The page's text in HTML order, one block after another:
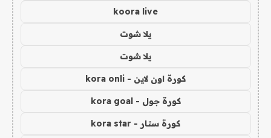
koora live
يلا شوت
يلا شوت
كورة اون لاين - kora onli
كورة جول - kora goal
كورة ستار - kora star